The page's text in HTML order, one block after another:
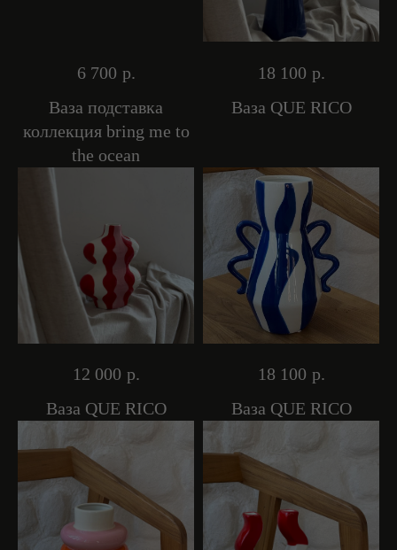
6 700 р.
Ваза подставка
коллекция bring me to
the ocean
18 100 р.
Ваза QUE RICO
12 000 р.
Ваза QUE RICO
18 100 р.
Ваза QUE RICO